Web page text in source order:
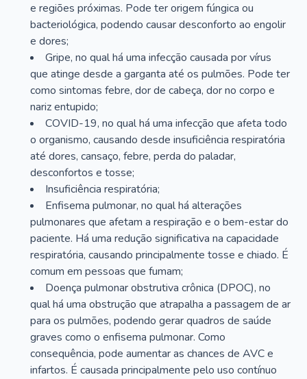
e regiões próximas. Pode ter origem fúngica ou
bacteriológica, podendo causar desconforto ao engolir
e dores;
Gripe, no qual há uma infecção causada por vírus
que atinge desde a garganta até os pulmões. Pode ter
como sintomas febre, dor de cabeça, dor no corpo e
nariz entupido;
COVID-19, no qual há uma infecção que afeta todo
o organismo, causando desde insuficiência respiratória
até dores, cansaço, febre, perda do paladar,
desconfortos e tosse;
Insuficiência respiratória;
Enfisema pulmonar, no qual há alterações
pulmonares que afetam a respiração e o bem-estar do
paciente. Há uma redução significativa na capacidade
respiratória, causando principalmente tosse e chiado. É
comum em pessoas que fumam;
Doença pulmonar obstrutiva crônica (DPOC), no
qual há uma obstrução que atrapalha a passagem de ar
para os pulmões, podendo gerar quadros de saúde
graves como o enfisema pulmonar. Como
consequência, pode aumentar as chances de AVC e
infartos. É causada principalmente pelo uso contínuo